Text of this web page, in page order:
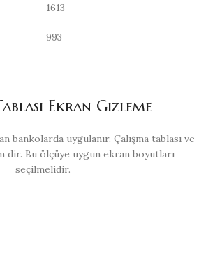
1613
993
Ekran Gizleme
bankolarda uygulanır. Çalışma tablası ve
dir. Bu ölçüye uygun ekran boyutları
seçilmelidir.